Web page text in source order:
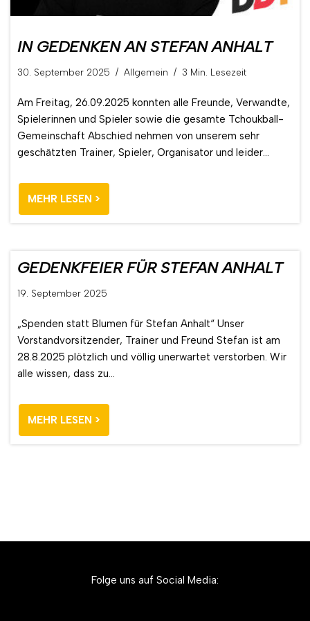
IN GEDENKEN AN STEFAN ANHALT
30. September 2025 Allgemein 3 Min. Lesezeit
Am Freitag, 26.09.2025 konnten alle Freunde, Verwandte,
Spielerinnen und Spieler sowie die gesamte Tchoukball-
Gemeinschaft Abschied nehmen von unserem sehr
geschätzten Trainer, Spieler, Organisator und leider…
MEHR LESEN >
GEDENKFEIER FÜR STEFAN ANHALT
19. September 2025
„Spenden statt Blumen für Stefan Anhalt“ Unser
Vorstandvorsitzender, Trainer und Freund Stefan ist am
28.8.2025 plötzlich und völlig unerwartet verstorben. Wir
alle wissen, dass zu…
MEHR LESEN >
Folge uns auf Social Media: